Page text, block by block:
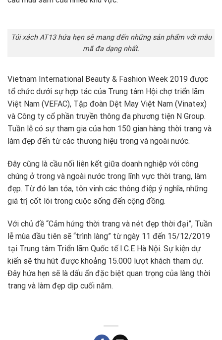
Túi xách AT13 hứa hẹn sẽ mang đến những sản phẩm với mẫu
mã đa dạng nhất.
Vietnam International Beauty & Fashion Week 2019 được
tổ chức dưới sự hợp tác của Trung tâm Hội chợ triển lãm
Việt Nam (VEFAC), Tập đoàn Dệt May Việt Nam (Vinatex)
và Công ty cổ phần truyền thông đa phương tiện N Group.
Tuần lễ có sự tham gia của hơn 150 gian hàng thời trang và
làm đẹp đến từ các thương hiệu trong và ngoài nước.
Đây cũng là cầu nối liên kết giữa doanh nghiệp với công
chúng ở trong và ngoài nước trong lĩnh vực thời trang, làm
đẹp. Từ đó lan tỏa, tôn vinh các thông điệp ý nghĩa, những
giá trị cốt lõi trong cuộc sống đến cộng đồng.
Với chủ đề “Cảm hứng thời trang và nét đẹp thời đại”, Tuần
lễ mùa đầu tiên sẽ “trình làng” từ ngày 11 đến 15/12/2019
tại Trung tâm Triển lãm Quốc tế I.C.E Hà Nội. Sự kiện dự
kiến sẽ thu hút được khoảng 15.000 lượt khách tham dự.
Đây hứa hẹn sẽ là dấu ấn đặc biệt quan trọng của làng thời
trang và làm đẹp dịp cuối năm.